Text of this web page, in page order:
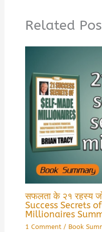
Related
सफलता के २१ रहस्य
Success Secrets
Millionaires
1 Comment / Book